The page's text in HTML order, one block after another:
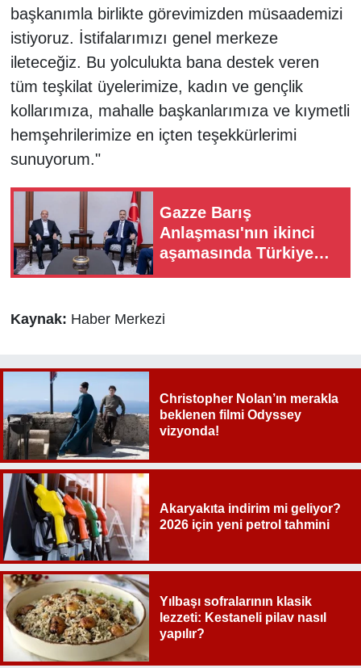
başkanımla birlikte görevimizden müsaademizi
istiyoruz. İstifalarımızı genel merkeze
ileteceğiz. Bu yolculukta bana destek veren
tüm teşkilat üyelerimize, kadın ve gençlik
kollarımıza, mahalle başkanlarımıza ve kıymetli
hemşehrilerimize en içten teşekkürlerimi
sunuyorum."
Gazze Barış
Anlaşması'nın ikinci
aşamasında Türkiye
Kaynak: Haber Merkezi
Christopher Nolan’ın merakla
beklenen filmi Odyssey
vizyonda!
Akaryakıta indirim mi geliyor?
2026 için yeni petrol tahmini
Yılbaşı sofralarının klasik
lezzeti: Kestaneli pilav nasıl
yapılır?